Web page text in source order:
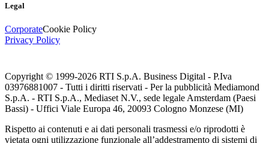
Legal
CorporateCookie Policy
Privacy Policy
Copyright © 1999-2026 RTI S.p.A. Business Digital - P.Iva
03976881007 - Tutti i diritti riservati - Per la pubblicità Mediamond
S.p.A. - RTI S.p.A., Mediaset N.V., sede legale Amsterdam (Paesi
Bassi) - Uffici Viale Europa 46, 20093 Cologno Monzese (MI)
Rispetto ai contenuti e ai dati personali trasmessi e/o riprodotti è
vietata ogni utilizzazione funzionale all’addestramento di sistemi di